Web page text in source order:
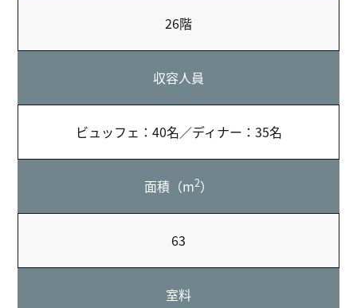
26階
収容人員
ビュッフェ：40名／ディナー：35名
面積（m2）
63
室料